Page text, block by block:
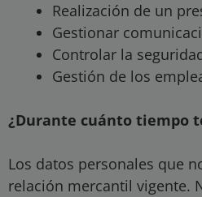
Realización de un
Gestionar
Controlar la
Gestión de los
¿Durante cuánto tiempo
Los datos personales que
relación mercantil vigente.